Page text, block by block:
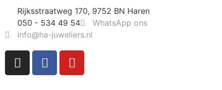
Rijksstraatweg 170, 9752 BN Haren
050 - 534 49 54
WhatsApp ons
info@ha-juweliers.nl